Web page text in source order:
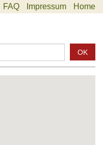
FAQ Impressum Home
OK